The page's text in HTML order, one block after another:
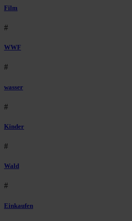
Film
#
WWF
#
wasser
#
Kinder
#
Wald
#
Einkaufen